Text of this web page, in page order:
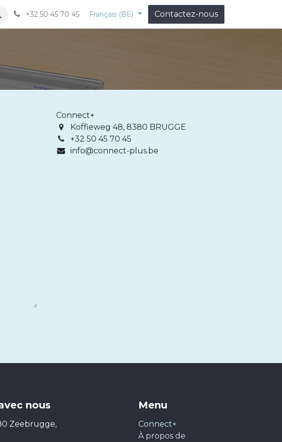
+32 50 45 70 45 Français (BE) Contactez-nous
Connect+
Koffieweg 48, 8380 BRUGGE
+32 50 45 70 45
info@connect-plus.be
Menu
Connect+
À propos de
nous​
Zeebrugge,